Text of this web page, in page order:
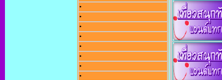
•
•
•
•
•
•
•
•